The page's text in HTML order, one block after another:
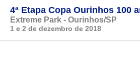
4ª Etapa Copa Ourinhos 100
Extreme Park - Ourinhos/SP
1 e 2 de dezembro de 2018